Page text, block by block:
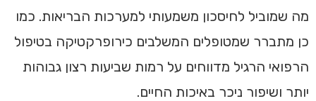
מה שמוביל לחיסכון משמעותי למערכות הבריאות. כמו
כן מתברר שמטופלים המשלבים כירופרקטיקה בטיפול
הרפואי הרגיל מדווחים על רמות שביעות רצון גבוהות
יותר ושיפור ניכר באיכות החיים.